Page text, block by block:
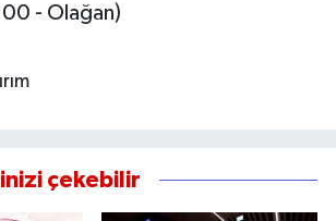
- Olağan)
çekebilir